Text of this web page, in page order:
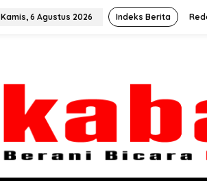
Kamis, 6 Agustus 2026 Indeks Berita